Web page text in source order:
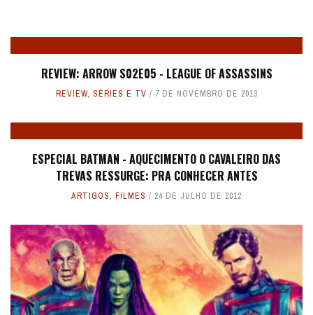
REVIEW: ARROW S02E05 - LEAGUE OF ASSASSINS
REVIEW, SÉRIES E TV 7 DE NOVEMBRO DE 2013
ESPECIAL BATMAN - AQUECIMENTO O CAVALEIRO DAS
TREVAS RESSURGE: PRA CONHECER ANTES
ARTIGOS, FILMES 24 DE JULHO DE 2012